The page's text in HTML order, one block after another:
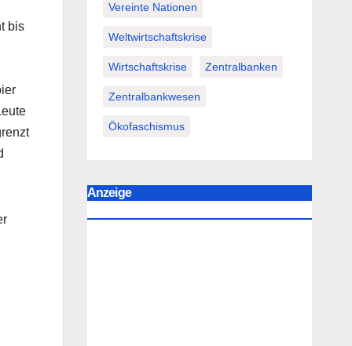
bis
Vereinte Nationen
Weltwirtschaftskrise
Wirtschaftskrise Zentralbanken
Zentralbankwesen
Ökofaschismus
Anzeige